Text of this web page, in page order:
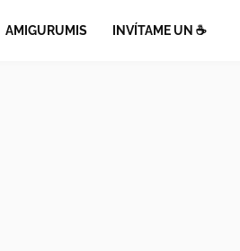
AMIGURUMIS INVÍTAME UN ☕​